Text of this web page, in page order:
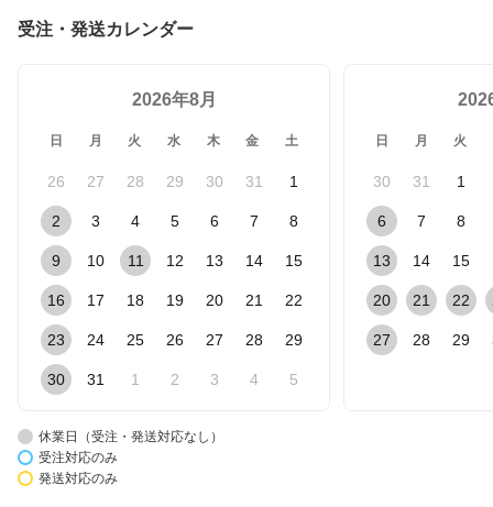
受注・発送カレンダー
2026年8月
日 月 火 水 木 金 土
26 27 28 29 30 31 1
2 3 4 5 6 7 8
9 10 11 12 13 14 15
16 17 18 19 20 21 22
23 24 25 26 27 28 29
30 31 1 2 3 4 5
日 月 火
30 31 1
6 7 8
13 14 15
20 21 22
27 28 29
休業日（受注・発送対応なし）
受注対応のみ
発送対応のみ